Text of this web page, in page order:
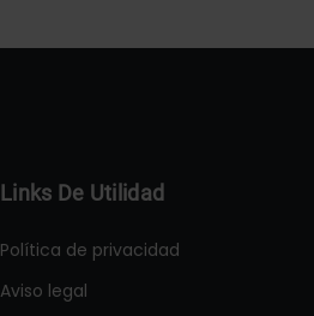
Links De Utilidad
Política de privacidad
Aviso legal